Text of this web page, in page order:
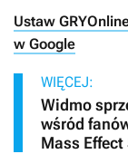
Ustaw
w Google
WIĘCEJ:
Widmo
wśród
Mass